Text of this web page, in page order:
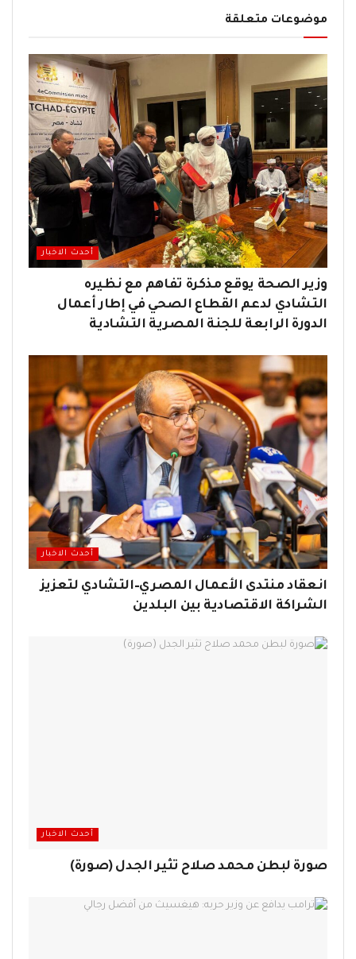
موضوعات متعلقة
أحدث الاخبار
وزير الصحة يوقع مذكرة تفاهم مع نظيره
التشادي لدعم القطاع الصحي في إطار أعمال
الدورة الرابعة للجنة المصرية التشادية
أحدث الاخبار
انعقاد منتدى الأعمال المصري–التشادي لتعزيز
الشراكة الاقتصادية بين البلدين
أحدث الاخبار
صورة لبطن محمد صلاح تثير الجدل (صورة)